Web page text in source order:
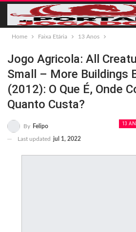
Home Faixa Etária 13 Anos
Jogo Agricola: All
Small – More Buildings
(2012): O Que É, Onde
Quanto Custa?
13
By Felipo
Last updated jul 1, 2022